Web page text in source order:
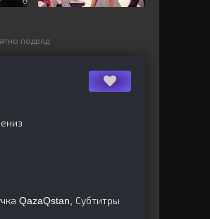
подряд
QazaQstan, Субтитры